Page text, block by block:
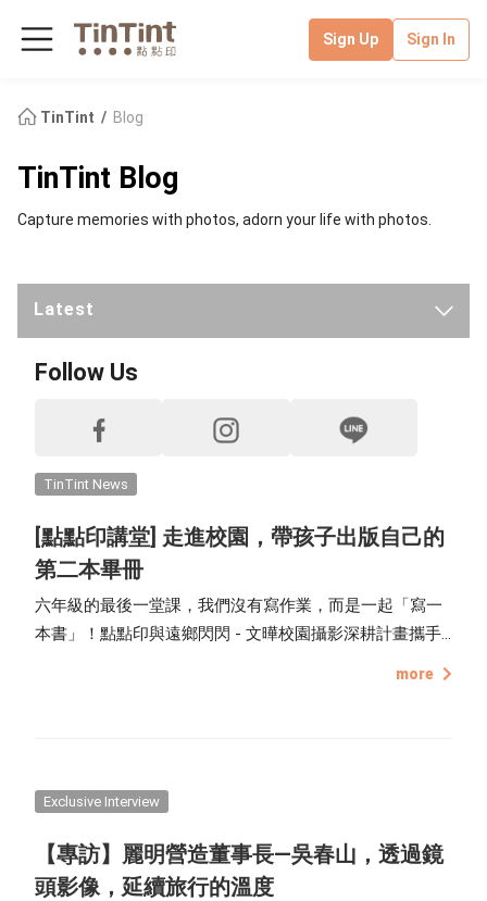
Sign Up Sign In
TinTint Blog
TinTint Blog
Capture memories with photos, adorn your life with photos.
Latest
TinTint News
Handmade Classroom
TinTint Unboxing
Recommended Projects
Life Inspirations
How to Take Photos
TinTint Bookstore Interview
Follow Us
TinTint News
[點點印講堂] 走進校園，帶孩子出版自己的
第二本畢冊
六年級的最後一堂課，我們沒有寫作業，而是一起「寫一
本書」！點點印與遠鄉閃閃 - 文曄校園攝影深耕計畫攜手
more
Exclusive Interview
【專訪】麗明營造董事長—吳春山，透過鏡
頭影像，延續旅行的溫度